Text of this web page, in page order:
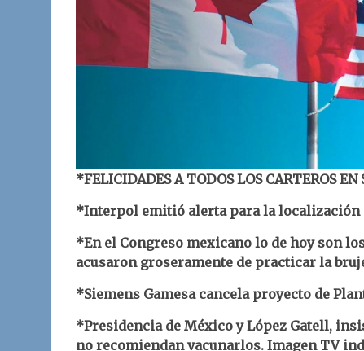
*FELICIDADES A TODOS LOS CARTEROS EN
*Interpol emitió alerta para la localización
*En el Congreso mexicano lo de hoy son
acusaron groseramente de practicar la
*Siemens Gamesa cancela proyecto de
*Presidencia de México y López Gatell,
no recomiendan vacunarlos. Imagen TV